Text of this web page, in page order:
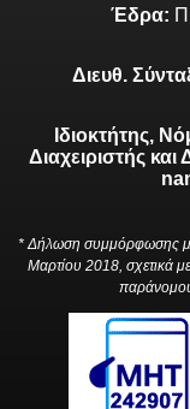
Έδρα:
Διευθ.
Ιδιοκτήτης,
Διαχειριστής
* Δήλωση συμμόρφωσης
Μαρτίου 2018, σχετικά